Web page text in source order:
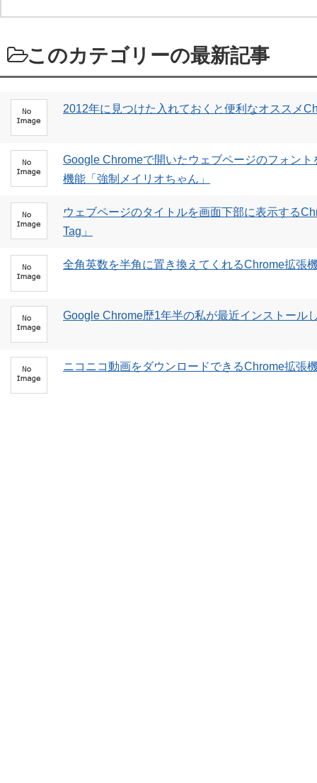
このカテゴリーの最新記事
2012年に見つけた入れておくと便利なオススメ
Google Chromeで開いたウェブページのフォン
機能「強制メイリオちゃん」
ウェブページのタイトルを画面下部に表示する
Tag」
全角英数を半角に置き換えてくれるChrome拡張
Google Chrome歴1年半の私が最近インストール
ニコニコ動画をダウンロードできるChrome拡張